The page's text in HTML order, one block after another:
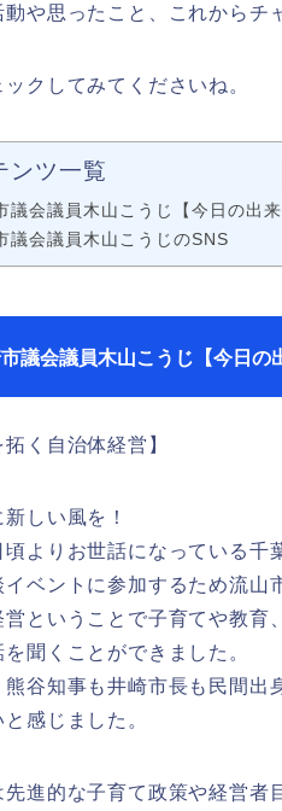
動や思ったこと、これからチ
クしてみてくださいね。
ンツ一覧
議会議員木山こうじ【今日の出来
議会議員木山こうじのSNS
議会議員木山こうじ【今日の
拓く自治体経営】
しい風を！
頃よりお世話になっている千
イベントに参加するため流山
営ということで子育てや教育
聞くことができました。
熊谷知事も井崎市長も民間出
感じました。
先進的な子育て政策や経営者